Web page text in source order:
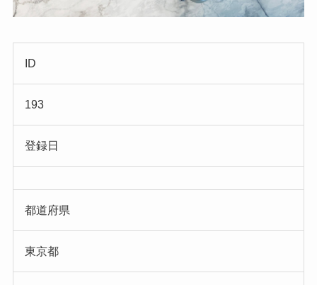
ID
193
登録日
都道府県
東京都